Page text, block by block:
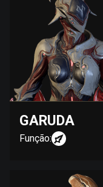
GARUDA
Função: